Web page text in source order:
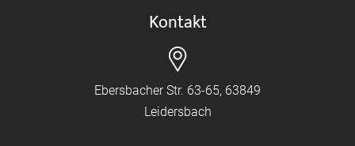
Kontakt
Ebersbacher Str. 63-65, 63849
Leidersbach